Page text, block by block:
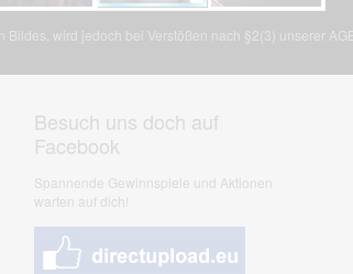
wird jedoch bei Verstößen nach §2(3) unserer AGB
Besuch uns doch auf
Facebook
Spannende Gewinnspiele und Aktionen
warten auf dich!